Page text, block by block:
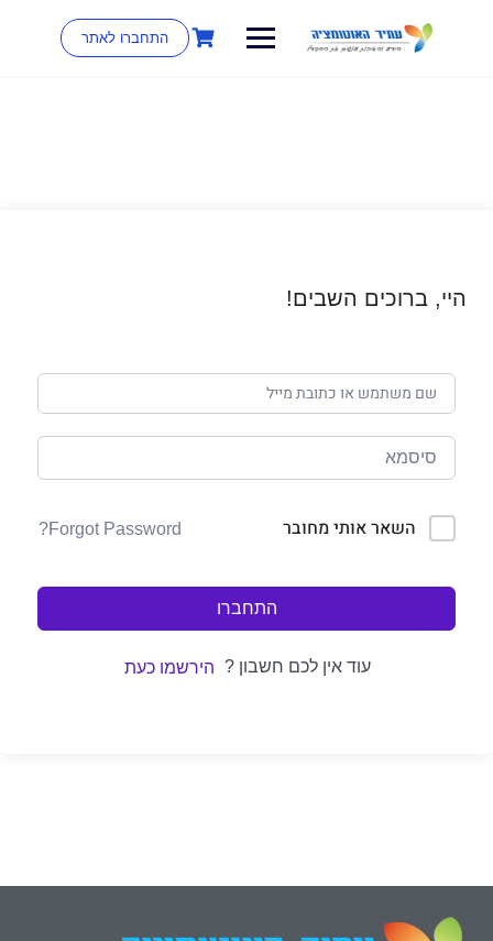
התחברו לאתר
היי, ברוכים השבים!
השאר אותי מחובר Forgot Password?
התחברו
עוד אין לכם חשבון ? הירשמו כעת